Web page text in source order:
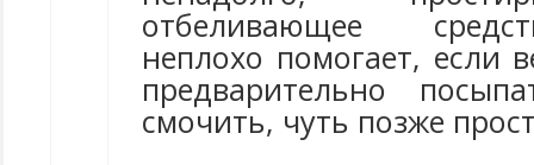
отбеливающее
неплохо помогает, если
предварительно
смочить, чуть позже